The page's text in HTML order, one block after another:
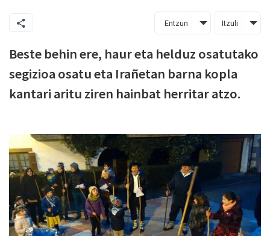
Entzun Itzuli
Beste behin ere, haur eta helduz osatutako
segizioa osatu eta Irañetan barna kopla
kantari aritu ziren hainbat herritar atzo.